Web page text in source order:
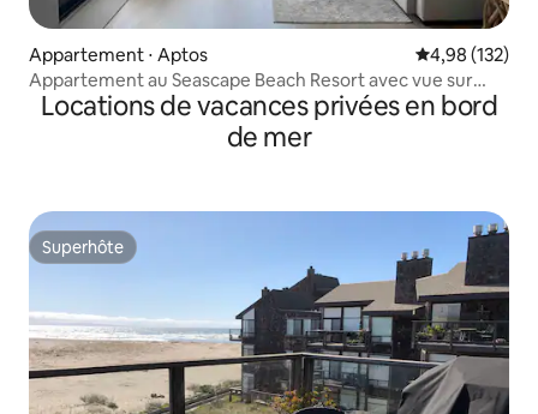
Appartement ⋅ Aptos Évaluation
4,98 (132)
Appartement au Seascape Beach Resort avec vue sur
l'océan
Locations de vacances privées en bord
de mer
Superhôte
Superhôte